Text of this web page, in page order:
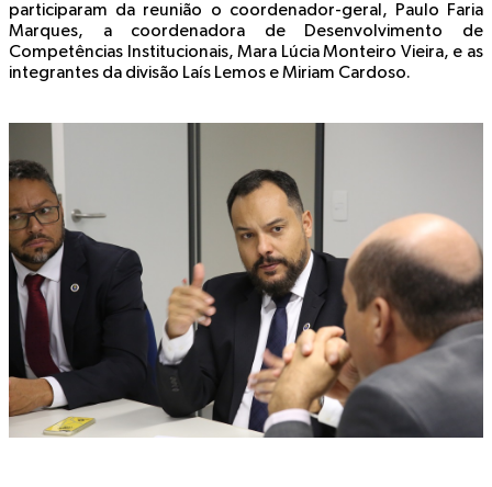
participaram da reunião o coordenador-geral, Paulo Faria
Marques, a coordenadora de Desenvolvimento de
Competências Institucionais, Mara Lúcia Monteiro Vieira, e as
integrantes da divisão Laís Lemos e Miriam Cardoso.